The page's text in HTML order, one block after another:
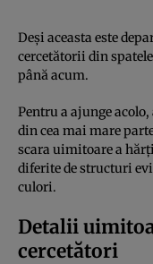
Deși aceasta este
cercetătorii din
până acum.
Pentru a ajunge
din cea mai mare
scara uimitoare a
diferite de structuri
culori.
Detalii
cercetători